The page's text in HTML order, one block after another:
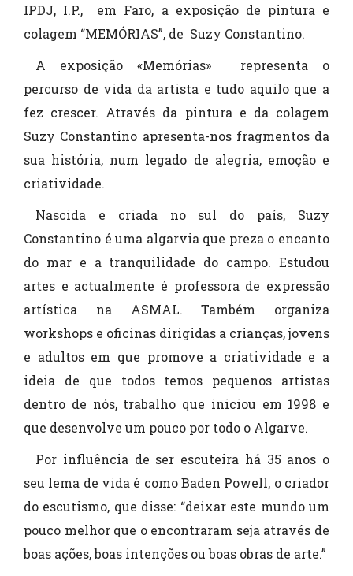
IPDJ, I.P., em Faro, a exposição de pintura e
colagem “MEMÓRIAS”, de Suzy Constantino.
A exposição «Memórias» representa o
percurso de vida da artista e tudo aquilo que a
fez crescer. Através da pintura e da colagem
Suzy Constantino apresenta-nos fragmentos da
sua história, num legado de alegria, emoção e
criatividade.
Nascida e criada no sul do país, Suzy
Constantino é uma algarvia que preza o encanto
do mar e a tranquilidade do campo. Estudou
artes e actualmente é professora de expressão
artística na ASMAL. Também organiza
workshops e oficinas dirigidas a crianças, jovens
e adultos em que promove a criatividade e a
ideia de que todos temos pequenos artistas
dentro de nós, trabalho que iniciou em 1998 e
que desenvolve um pouco por todo o Algarve.
Por influência de ser escuteira há 35 anos o
seu lema de vida é como Baden Powell, o criador
do escutismo, que disse: “deixar este mundo um
pouco melhor que o encontraram seja através de
boas ações, boas intenções ou boas obras de arte.”